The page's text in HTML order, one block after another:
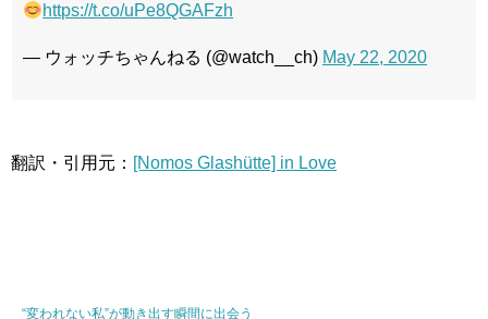
https://t.co/uPe8QGAFzh
— ウォッチちゃんねる (@watch__ch) May 22, 2020
翻訳・引用元： [Nomos Glashütte] in Love
“変われない私”が動き出す瞬間に出会う